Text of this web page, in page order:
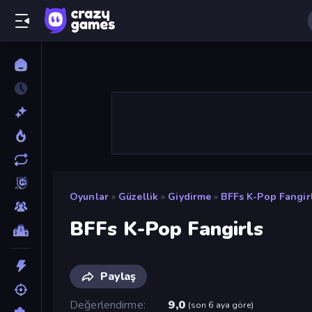
Oyunlar » Güzellik » Giydirme » BFFs K-Pop
BFFs K-Pop Fangirls
Paylaş
Değerlendirme
9,0 (son 6 aya göre)